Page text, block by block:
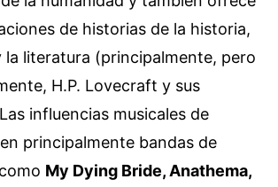
de historias de la historia,
la literatura (principalmente, pero
H.P. Lovecraft y sus
influencias musicales de
principalmente bandas de
My Dying Bride, Anathema,